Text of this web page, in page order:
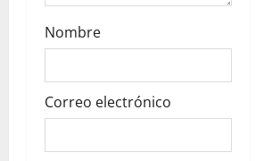
Nombre
Correo electrónico